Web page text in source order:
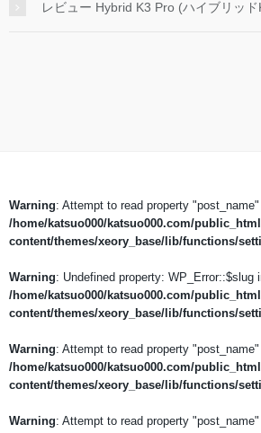
レビュー Hybrid K3 Pro (ハイブリッド
Warning: Attempt to read property
/home/katsuo000/katsuo000.com/
content/themes/xeory_base/lib/functions/
Warning: Undefined property: WP_Error::$slug
/home/katsuo000/katsuo000.com/
content/themes/xeory_base/lib/functions/
Warning: Attempt to read property
/home/katsuo000/katsuo000.com/
content/themes/xeory_base/lib/functions/
Warning: Attempt to read property